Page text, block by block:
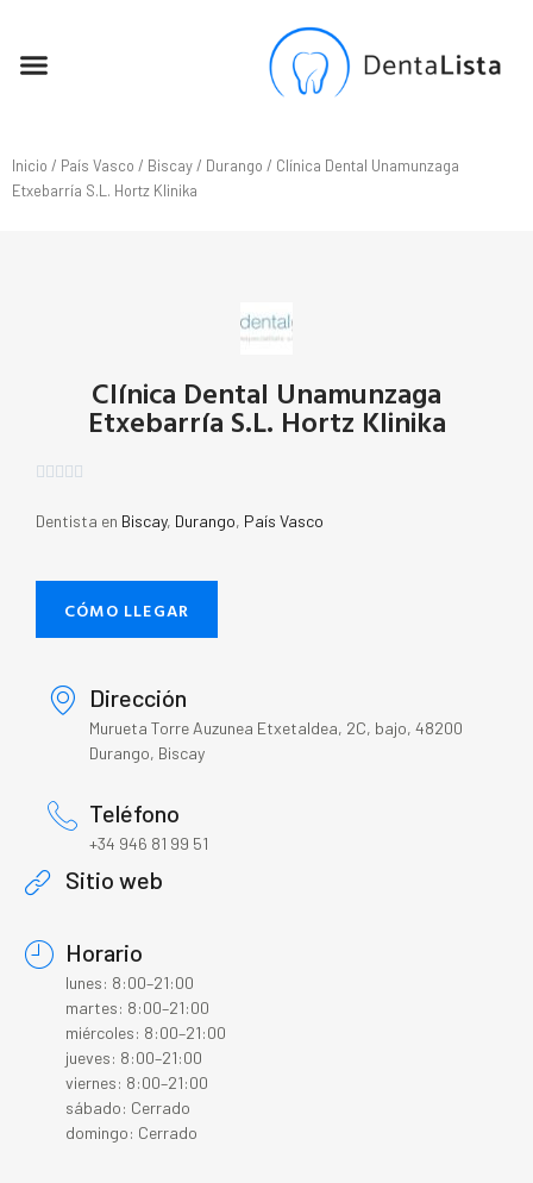
Inicio / País Vasco / Biscay/ Durango / Clínica Dental Unamunzaga
Etxebarría S.L. Hortz Klinika
Clínica Dental Unamunzaga
Etxebarría S.L. Hortz Klinika
    
Dentista en Biscay, Durango, País Vasco
CÓMO LLEGAR
Dirección
Murueta Torre Auzunea Etxetaldea, 2C, bajo, 48200
Durango, Biscay
Teléfono
+34 946 81 99 51
Sitio web
Horario
lunes: 8:00–21:00
martes: 8:00–21:00
miércoles: 8:00–21:00
jueves: 8:00–21:00
viernes: 8:00–21:00
sábado: Cerrado
domingo: Cerrado